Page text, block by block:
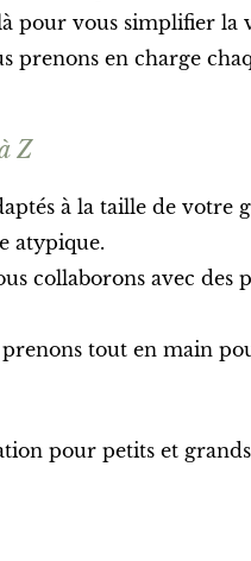
pour vous simplifier
en charge
Z
à la taille de votre
atypique.
collaborons avec des
tout en main
pour petits et